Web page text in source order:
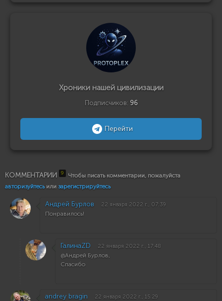
Хроники нашей цивилизации
Подписчиков: 96
Перейти
КОММЕНТАРИИ 9
Чтобы писать комментарии, пожалуйста
авторизуйтесьили зарегистрируйтесь
Андрей Бурлов 22 января 2022 г., 07:39
Понравилось!
ГалинаZD 22 января 2022 г., 17:48
@Андрей Бурлов,
Спасибо
andrey bragin 22 января 2022 г., 15:29